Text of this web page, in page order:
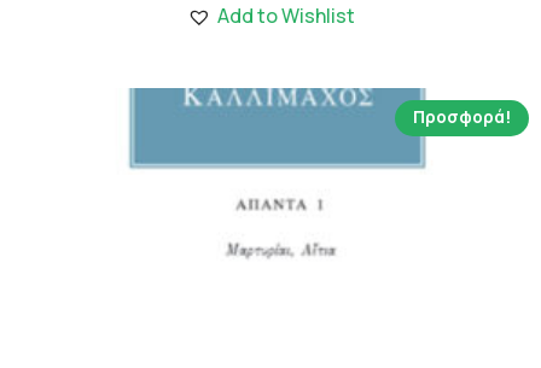
1,590.00 €.
Add to Wishlist
Προσφορά!